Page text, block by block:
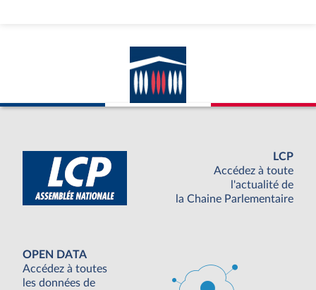
LCP
Accédez à toute
l'actualité de
la Chaine Parlementaire
OPEN DATA
Accédez à toutes
les données de